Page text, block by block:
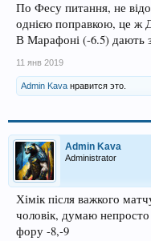
По Фесу питання, не
однією поправкою, це ж
В Марафоні (-6.5) дають
11 янв 2019
Admin Kava нравится это.
Admin Kava
Administrator
Хімік після важкого
чоловік, думаю
фору -8,-9